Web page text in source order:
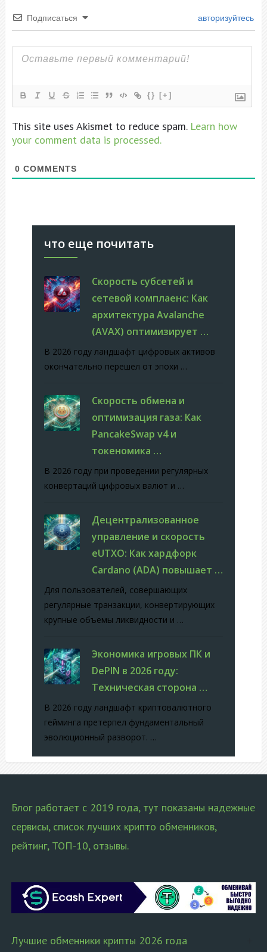
Подписаться авторизуйтесь
{} [+]
This site uses Akismet to reduce spam. Learn how
your comment data is processed.
0 COMMENTS
что еще почитать
Скорость субсетей и
сетевой комплаенс: Как
архитектура Avalanche
(AVAX) оптимизирует …
В 2026 году ландшафт цифровых активов
окончательно перешел от эпохи …
Скорость обмена и
оптимизация газа: Как
PancakeSwap v4 и
токеномика …
В 2026 году при проведении регулярных
конвертаций цифровых валют и …
Децентрализованное
управление и скорость
eUTXO: Как хардфорк
Cardano (ADA) повышает …
Для пользователей, совершающих
регулярные транзакции, конвертирующих
крупные объемы ликвидности и …
Экономика игровых ПК и
DePIN в 2026 году:
Техническая сторона …
В 2026 году ландшафт криптовалютного
гейминга претерпел фундаментальный
эволюционный разворот. …
Блог работает с 2019 года, тут показаны надежные
сервисы, список лучших крипто обменников,
рейтинг, ТОП-10, отзывы.
Лучшие обменники крипты 2026 года